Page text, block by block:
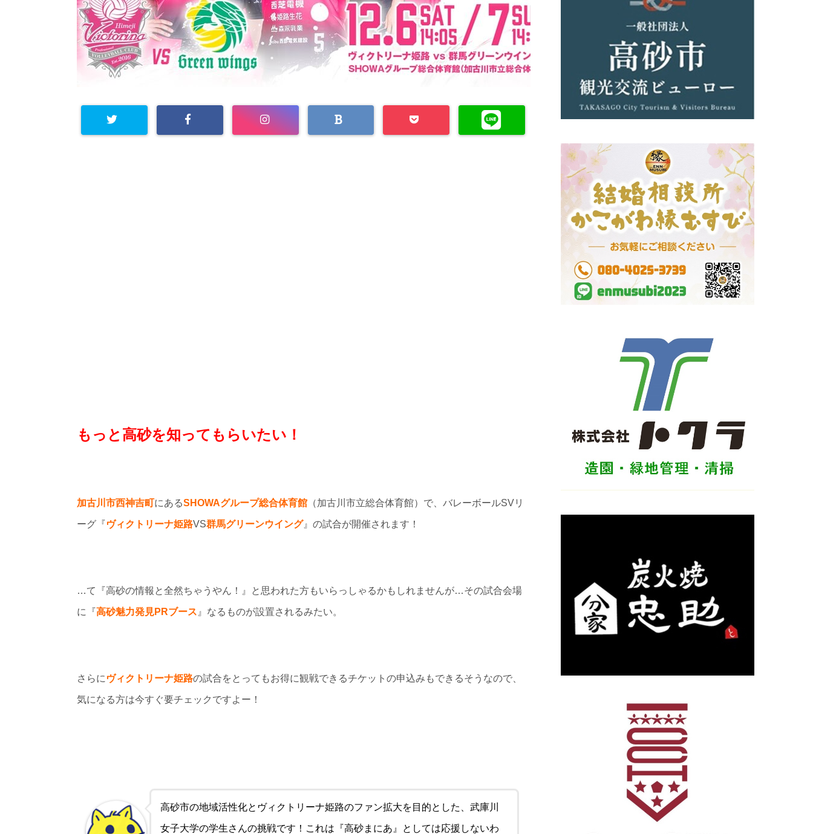
もっと高砂を知ってもらいたい！
加古川市西神吉町にあるSHOWAグループ総合体育館 （加古川市立総合体育館）で、バレーボールSVリ
ーグ『ヴィクトリーナ姫路VS群馬グリーンウイング』の試合が開催されます！
…て『高砂の情報と全然ちゃうやん！』と思われた方もいらっしゃるかもしれませんが…その試合会場
に『高砂魅力発見PRブース 』なるものが設置されるみたい。
さらに ヴィクトリーナ姫路の試合をとってもお得に観戦できるチケットの申込みもできるそうなので、
気になる方は今すぐ要チェックですよー！
高砂市の地域活性化とヴィクトリーナ姫路のファン拡大を目的とした、武庫川
女子大学の学生さんの挑戦です！これは『高砂まにあ』としては応援しないわ